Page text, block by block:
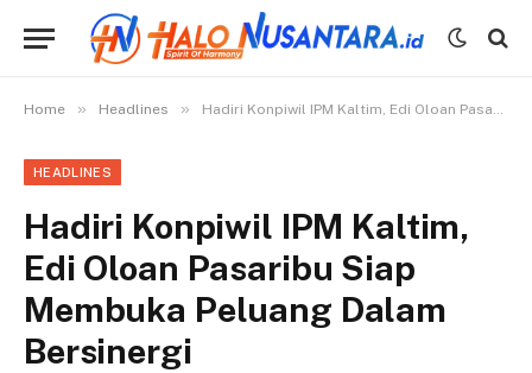
Home » Headlines » Hadiri Konpiwil IPM Kaltim, Edi Oloan Pasaribu Siap Membuka Peluang Dalam Bersinergi
HEADLINES
Hadiri Konpiwil IPM Kaltim,
Edi Oloan Pasaribu Siap
Membuka Peluang Dalam
Bersinergi